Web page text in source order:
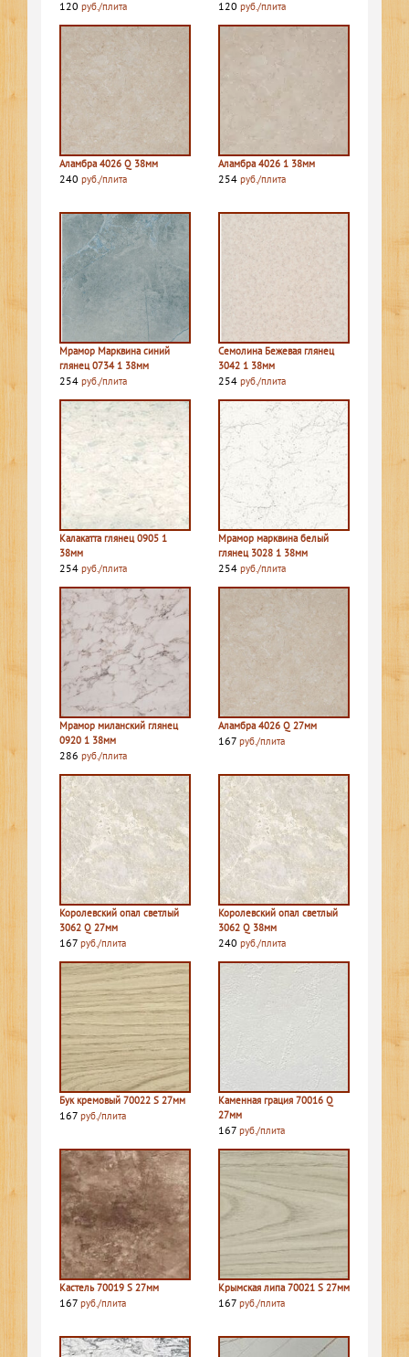
120 руб./плита 120 руб./плита
Аламбра 4026 Q 38мм
240 руб./плита
Аламбра 4026 1 38мм
254 руб./плита
Мрамор Марквина синий
глянец 0734 1 38мм
254 руб./плита
Семолина Бежевая глянец
3042 1 38мм
254 руб./плита
Калакатта глянец 0905 1
38мм
254 руб./плита
Мрамор марквина белый
глянец 3028 1 38мм
254 руб./плита
Мрамор миланский глянец
0920 1 38мм
286 руб./плита
Аламбра 4026 Q 27мм
167 руб./плита
Королевский опал светлый
3062 Q 27мм
167 руб./плита
Королевский опал светлый
3062 Q 38мм
240 руб./плита
Бук кремовый 70022 S 27мм
167 руб./плита
Каменная грация 70016 Q
27мм
167 руб./плита
Кастель 70019 S 27мм
167 руб./плита
Крымская липа 70021 S 27мм
167 руб./плита